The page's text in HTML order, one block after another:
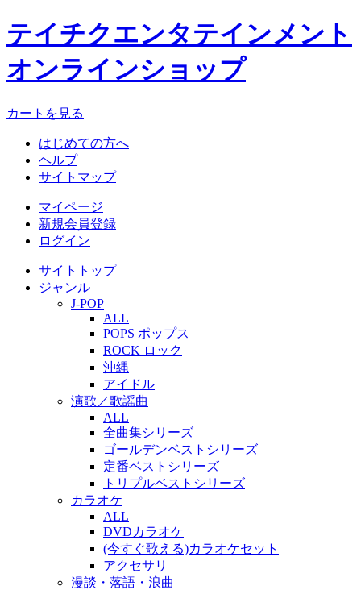
テイチクエンタテインメント
オンラインショップ
カートを見る
はじめての方へ
ヘルプ
サイトマップ
マイページ
新規会員登録
ログイン
サイトトップ
ジャンル
J-POP
ALL
POPS ポップス
ROCK ロック
沖縄
アイドル
演歌／歌謡曲
ALL
全曲集シリーズ
ゴールデンベストシリーズ
定番ベストシリーズ
トリプルベストシリーズ
カラオケ
ALL
DVDカラオケ
(今すぐ歌える)カラオケセット
アクセサリ
漫談・落語・浪曲